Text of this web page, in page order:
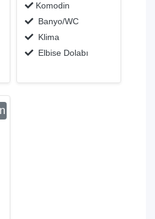
Komodin
Banyo/WC
Klima
Elbise Dolabı